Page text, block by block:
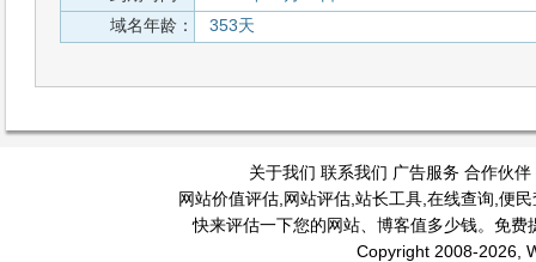
域名年龄：
353天
关于我们 联系我们 广告服务 合作伙伴
网站价值评估, 网站评估, 站长工具, 在线查询 便民
快来评估一下您的网站、博客值多少钱。免
Copyright 2008-2026,